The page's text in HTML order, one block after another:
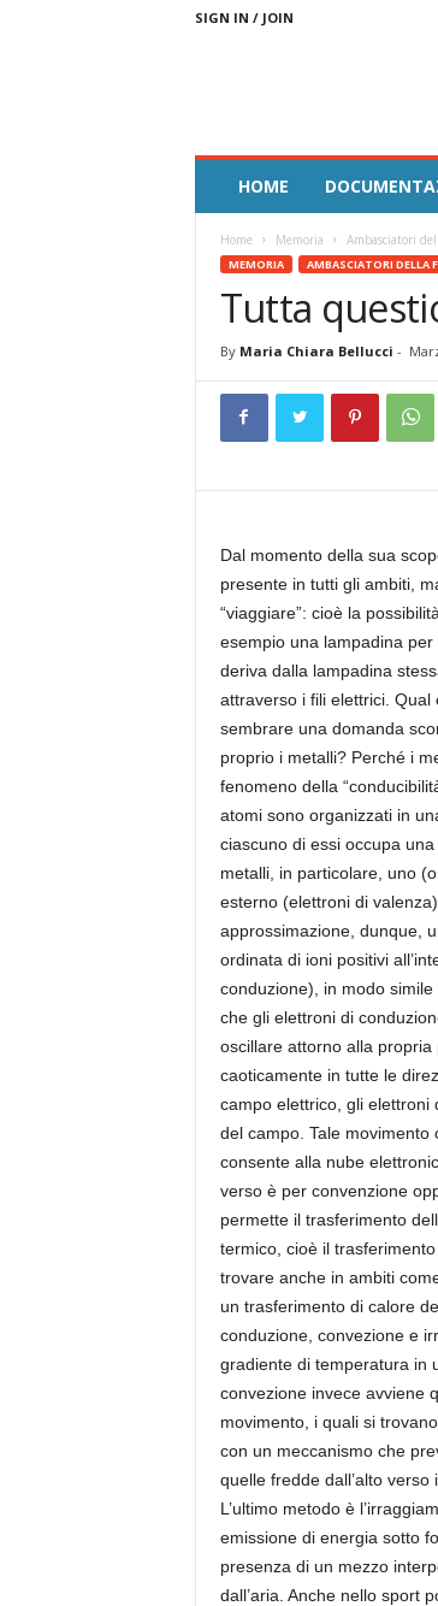
SIGN IN / JOIN
b
e
HOME
Home Memoria Ambasciatori
MEMORIA AMBASCIATORI DELLA
Tutta
By Maria Chiara Bellucci -
Dal momento della sua
presente in tutti gli ambiti,
“viaggiare”: cioè la
esempio una lampadina
deriva dalla lampadina
attraverso i fili elettrici.
sembrare una domanda
proprio i metalli? Perché i
fenomeno della
atomi sono organizzati in
ciascuno di essi occupa
metalli, in particolare, uno
esterno (elettroni di
approssimazione, dunque,
ordinata di ioni positivi
conduzione), in modo
che gli elettroni di
oscillare attorno alla
caoticamente in tutte le
campo elettrico, gli elettroni
del campo. Tale movimento
consente alla nube
verso è per convenzione
permette il trasferimento
termico, cioè il
trovare anche in ambiti
un trasferimento di calore
conduzione, convezione e
gradiente di temperatura in
convezione invece avviene
movimento, i quali si
con un meccanismo che
quelle fredde dall’alto
L’ultimo metodo è
emissione di energia sotto
presenza di un mezzo
dall’aria. Anche nello sport